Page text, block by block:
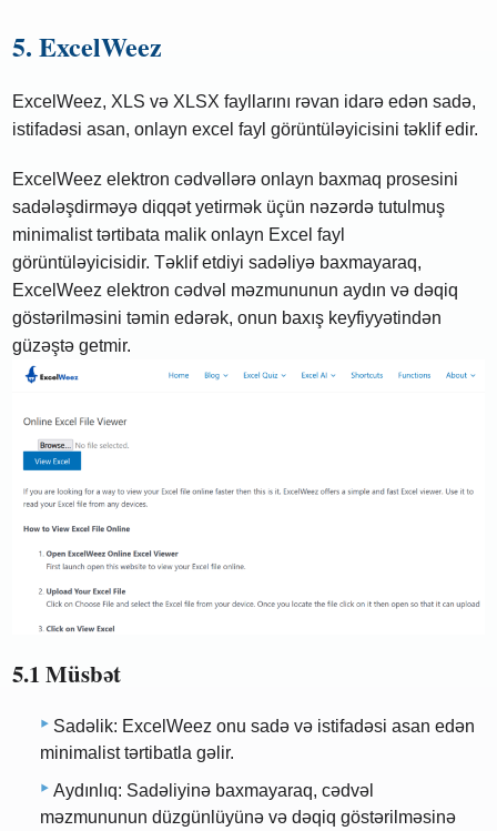
5. ExcelWeez
ExcelWeez, XLS və XLSX fayllarını rəvan idarə edən sadə,
istifadəsi asan, onlayn excel fayl görüntüləyicisini təklif edir.
ExcelWeez elektron cədvəllərə onlayn baxmaq prosesini
sadələşdirməyə diqqət yetirmək üçün nəzərdə tutulmuş
minimalist tərtibata malik onlayn Excel fayl
görüntüləyicisidir. Təklif etdiyi sadəliyə baxmayaraq,
ExcelWeez elektron cədvəl məzmununun aydın və dəqiq
göstərilməsini təmin edərək, onun baxış keyfiyyətindən
güzəştə getmir.
5.1 Müsbət
Sadəlik: ExcelWeez onu sadə və istifadəsi asan edən
minimalist tərtibatla gəlir.
Aydınlıq: Sadəliyinə baxmayaraq, cədvəl
məzmununun düzgünlüyünə və dəqiq göstərilməsinə